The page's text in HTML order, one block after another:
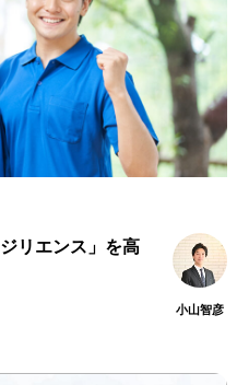
リエンス」を高
小山智彦